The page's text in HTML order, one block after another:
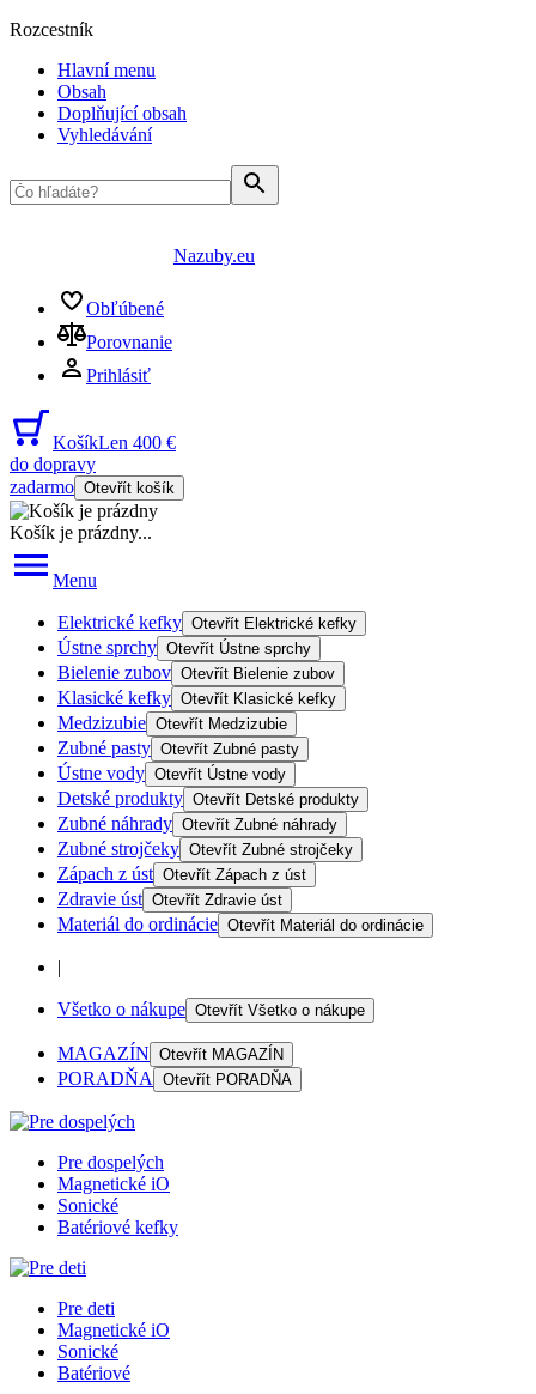
Rozcestník
Hlavní menu
Obsah
Doplňující obsah
Vyhledávání
Nazuby.eu
Obľúbené
Porovnanie
Prihlásiť
KošíkLen 400 €
do dopravy
zadarmo Otevřít košík
Košík je prázdny...
Menu
Elektrické kefky Otevřít Elektrické kefky
Ústne sprchy Otevřít Ústne sprchy
Bielenie zubov Otevřít Bielenie zubov
Klasické kefky Otevřít Klasické kefky
Medzizubie Otevřít Medzizubie
Zubné pasty Otevřít Zubné pasty
Ústne vody Otevřít Ústne vody
Detské produkty Otevřít Detské produkty
Zubné náhrady Otevřít Zubné náhrady
Zubné strojčeky Otevřít Zubné strojčeky
Zápach z úst Otevřít Zápach z úst
Zdravie úst Otevřít Zdravie úst
Materiál do ordinácie Otevřít Materiál do ordinácie
|
Všetko o nákupe Otevřít Všetko o nákupe
MAGAZÍN Otevřít MAGAZÍN
PORADŇA Otevřít PORADŇA
Pre dospelých
Magnetické iO
Sonické
Batériové kefky
Pre deti
Magnetické iO
Sonické
Batériové